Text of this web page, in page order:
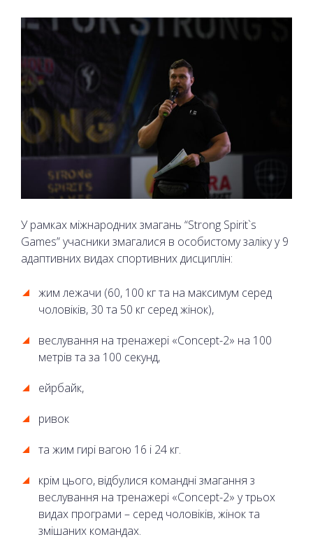
У рамках міжнародних змагань “Strong Spirit`s
Games” учасники змагалися в особистому заліку у 9
адаптивних видах спортивних дисциплін:
жим лежачи (60, 100 кг та на максимум серед
чоловіків, 30 та 50 кг серед жінок),
веслування на тренажері «Concept-2» на 100
метрів та за 100 секунд,
ейрбайк,
ривок
та жим гирі вагою 16 і 24 кг.
крім цього, відбулися командні змагання з
веслування на тренажері «Concept-2» у трьох
видах програми – серед чоловіків, жінок та
змішаних командах.